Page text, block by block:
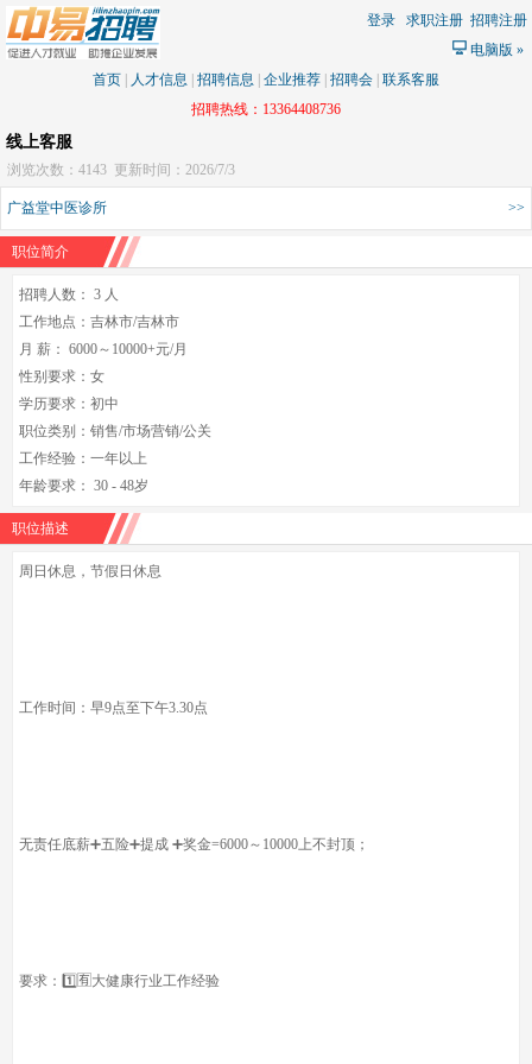
登录 求职注册 招聘注册
电脑版 »
首页
人才信息 招聘信息 企业推荐 招聘会 联系客服
招聘热线：13364408736
线上客服
浏览次数：4143 更新时间：2026/7/3
>>
广益堂中医诊所
职位简介
招聘人数： 3 人
工作地点：吉林市/吉林市
月 薪： 6000～10000+元/月
性别要求：女
学历要求：初中
职位类别：销售/市场营销/公关
工作经验：一年以上
年龄要求： 30 - 48岁
职位描述
周日休息，节假日休息
工作时间：早9点至下午3.30点
无责任底薪➕五险➕提成 ➕奖金=6000～10000上不封顶；
要求：1️⃣🈶大健康行业工作经验